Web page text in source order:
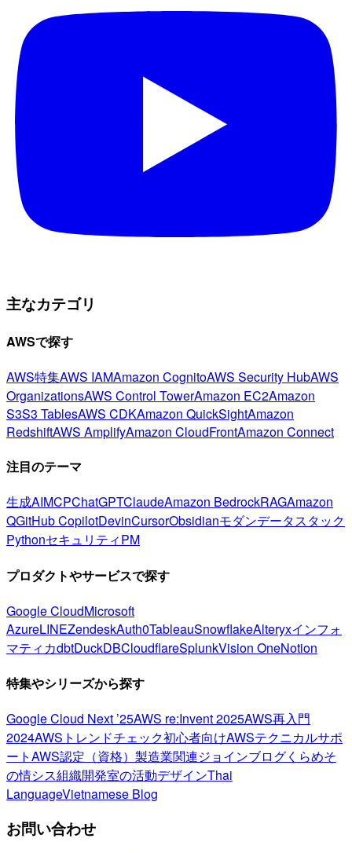
主なカテゴリ
AWSで探す
AWS特集AWS IAMAmazon CognitoAWS Security HubAWS
OrganizationsAWS Control TowerAmazon EC2Amazon
S3S3 TablesAWS CDKAmazon QuickSightAmazon
RedshiftAWS AmplifyAmazon CloudFrontAmazon Connect
注目のテーマ
生成AIMCPChatGPTClaudeAmazon BedrockRAGAmazon
QGitHub CopilotDevinCursorObsidianモダンデータスタック
PythonセキュリティPM
プロダクトやサービスで探す
Google CloudMicrosoft
AzureLINEZendeskAuth0TableauSnowflakeAlteryxインフォ
マティカdbtDuckDBCloudflareSplunkVision OneNotion
特集やシリーズから探す
Google Cloud Next ’25AWS re:Invent 2025AWS再入門
2024AWSトレンドチェック初心者向けAWSテクニカルサポ
ートAWS認定（資格） 製造業関連ジョインブログくらめそ
の情シス組織開発室の活動デザインThai
LanguageVietnamese Blog
お問い合わせ